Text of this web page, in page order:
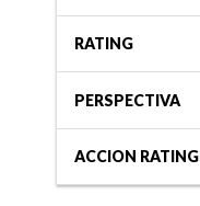
RATING
PERSPECTIVA
ACCION RATING